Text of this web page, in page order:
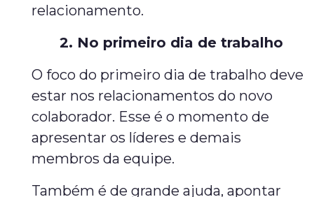
relacionamento.
2. No primeiro dia de trabalho
O foco do primeiro dia de trabalho deve
estar nos relacionamentos do novo
colaborador. Esse é o momento de
apresentar os líderes e demais
membros da equipe.
Também é de grande ajuda, apontar